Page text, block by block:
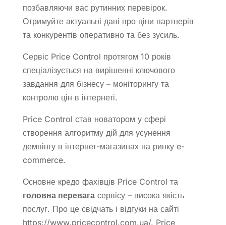
позбавляючи вас рутинних перевірок.
Отримуйте актуальні дані про ціни партнерів
та конкурентів оперативно та без зусиль.
Сервіс Price Control протягом 10 років
спеціалізується на вирішенні ключового
завдання для бізнесу – моніторингу та
контролю цін в інтернеті.
Price Control став новатором у сфері
створення алгоритму дій для усунення
демпінгу в інтернет-магазинах на ринку e-
commerce.
Основне кредо фахівців Price Control та
головна перевагасервісу – висока якість
послуг. Про це свідчать і відгуки на сайті
https://www.pricecontrol.com.ua/. Price